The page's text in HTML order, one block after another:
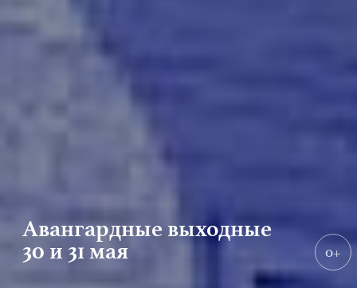
Авангардные выходные
30 и 31 мая
0+